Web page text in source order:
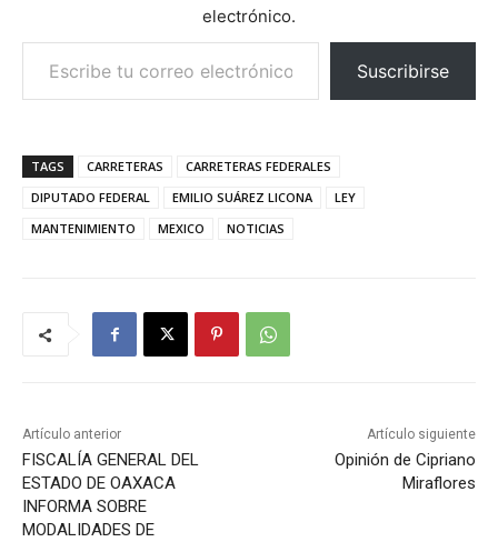
electrónico.
Escribe tu correo electrónico…
Suscribirse
TAGS CARRETERAS
CARRETERAS FEDERALES
DIPUTADO FEDERAL
EMILIO SUÁREZ LICONA
LEY
MANTENIMIENTO
MEXICO NOTICIAS
Artículo anterior
FISCALÍA GENERAL DEL
ESTADO DE OAXACA
INFORMA SOBRE
MODALIDADES DE
Artículo siguiente
Opinión de Cipriano
Miraflores